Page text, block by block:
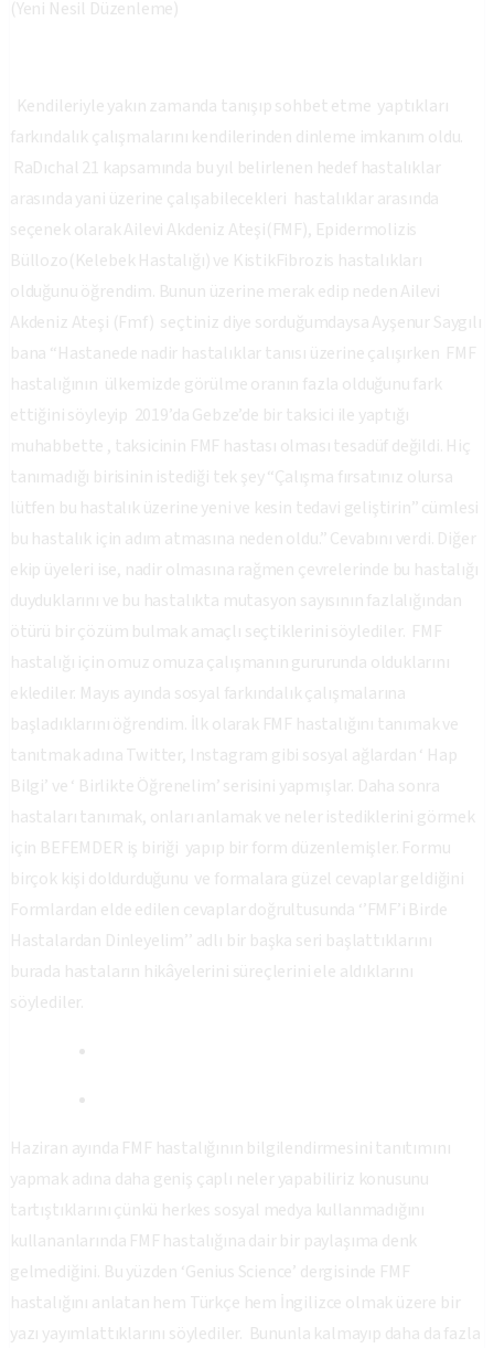
(Yeni Nesil Düzenleme)
Kendileriyle yakın zamanda tanışıp sohbet etme yaptıkları
farkındalık çalışmalarını kendilerinden dinleme imkanım oldu.
RaDıchal 21 kapsamında bu yıl belirlenen hedef hastalıklar
arasında yani üzerine çalışabilecekleri hastalıklar arasında
seçenek olarak Ailevi Akdeniz Ateşi(FMF), Epidermolizis
Büllozo(Kelebek Hastalığı) ve KistikFibrozis hastalıkları
olduğunu öğrendim. Bunun üzerine merak edip neden Ailevi
Akdeniz Ateşi (Fmf) seçtiniz diye sorduğumdaysa Ayşenur Saygılı
bana “Hastanede nadir hastalıklar tanısı üzerine çalışırken FMF
hastalığının ülkemizde görülme oranın fazla olduğunu fark
ettiğini söyleyip 2019’da Gebze’de bir taksici ile yaptığı
muhabbette , taksicinin FMF hastası olması tesadüf değildi. Hiç
tanımadığı birisinin istediği tek şey “Çalışma fırsatınız olursa
lütfen bu hastalık üzerine yeni ve kesin tedavi geliştirin” cümlesi
bu hastalık için adım atmasına neden oldu.” Cevabını verdi. Diğer
ekip üyeleri ise, nadir olmasına rağmen çevrelerinde bu hastalığı
duyduklarını ve bu hastalıkta mutasyon sayısının fazlalığından
ötürü bir çözüm bulmak amaçlı seçtiklerini söylediler. FMF
hastalığı için omuz omuza çalışmanın gururunda olduklarını
eklediler. Mayıs ayında sosyal farkındalık çalışmalarına
başladıklarını öğrendim. İlk olarak FMF hastalığını tanımak ve
tanıtmak adına Twitter, Instagram gibi sosyal ağlardan ‘ Hap
Bilgi’ ve ‘ Birlikte Öğrenelim’ serisini yapmışlar. Daha sonra
hastaları tanımak, onları anlamak ve neler istediklerini görmek
için BEFEMDER iş biriği yapıp bir form düzenlemişler. Formu
birçok kişi doldurduğunu ve formalara güzel cevaplar geldiğini
Formlardan elde edilen cevaplar doğrultusunda ‘’FMF’i Birde
Hastalardan Dinleyelim’’ adlı bir başka seri başlattıklarını
burada hastaların hikâyelerini süreçlerini ele aldıklarını
söylediler.
Haziran ayında FMF hastalığının bilgilendirmesini tanıtımını
yapmak adına daha geniş çaplı neler yapabiliriz konusunu
tartıştıklarını çünkü herkes sosyal medya kullanmadığını
kullananlarında FMF hastalığına dair bir paylaşıma denk
gelmediğini. Bu yüzden ‘Genius Science’ dergisinde FMF
hastalığını anlatan hem Türkçe hem İngilizce olmak üzere bir
yazı yayımlattıklarını söylediler. Bununla kalmayıp daha da fazla